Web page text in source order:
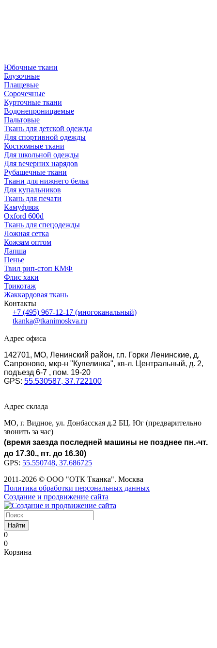
Юбочные ткани
Блузочные
Плащевые
Сорочечные
Курточные ткани
Водонепроницаемые
Пальтовые
Ткань для детской одежды
Для спортивной одежды
Костюмные ткани
Для школьной одежды
Для вечерних нарядов
Рубашечные ткани
Ткани для нижнего белья
Для купальников
Ткань для печати
Камуфляж
Oxford 600d
Ткань для спецодежды
Ложная сетка
Кожзам оптом
Лапша
Пенье
Твил рип-стоп КМФ
Флис хаки
Трикотаж
Жаккардовая ткань
Контакты
+7 (495) 967-12-17 (многоканальный)
tkanka@tkanimoskva.ru
Адрес офиса
142701, МО, Ленинский район, г.п. Горки Ленинские, д.
Сапроново, мкр-н "Купелинка", кв-л. Центральный, д. 2,
подъезд 6-7 , пом. 19-20
GPS: 55.530587, 37.722100
Адрес склада
МО, г. Видное, ул. Донбасская д.2 БЦ. Юг (предварительно
звонить за час)
(время заезда последней машины не позднее пн.-чт.
до 17.30., пт. до 16.30)
GPS: 55.550748, 37.686725
2011-2026 © ООО "ОТК Тканка". Москва
Политика обработки персональных данных
Создание и продвижение сайта
Найти
0
0
Корзина